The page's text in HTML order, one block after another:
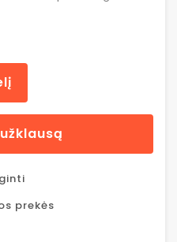
prekės